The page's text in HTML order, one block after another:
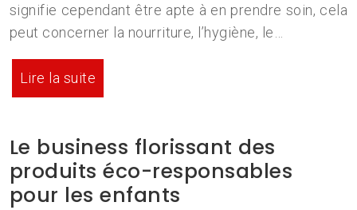
signifie cependant être apte à en prendre soin, cela
peut concerner la nourriture, l’hygiène, le…
Lire la suite
Le business florissant des
produits éco-responsables
pour les enfants